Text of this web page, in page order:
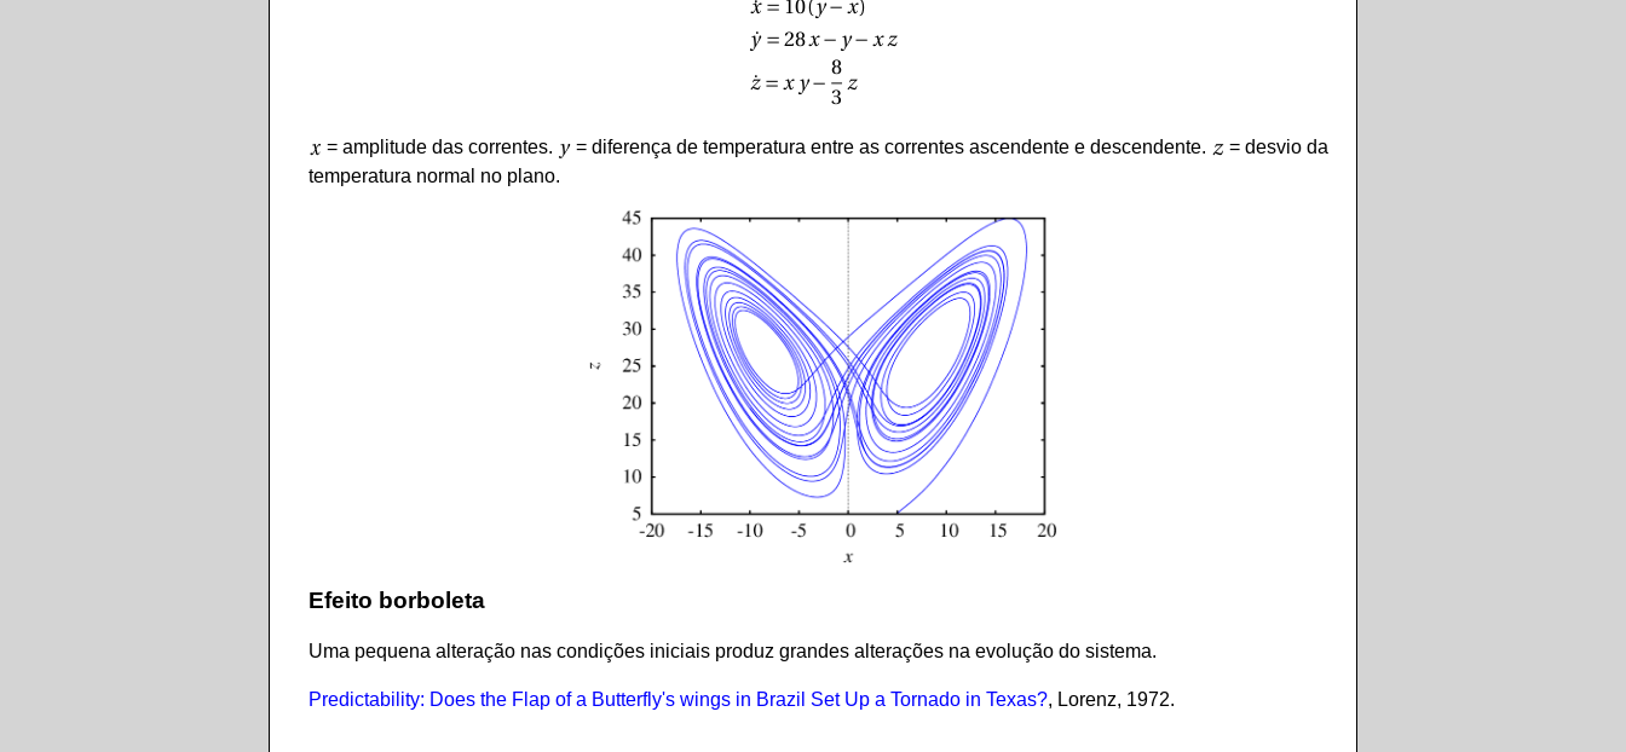
˙
x = 10(y− x)
˙
y= 28x− y− xz
˙
z = x y−
8
3
z
x = amplitude das correntes. y = diferença de temperatura entre as correntes ascendente e descendente. z= desvio da
temperatura normal no plano.
Efeito borboleta
Uma pequena alteração nas condições iniciais produz grandes alterações na evolução do sistema.
Predictability: Does the Flap of a Butterfly's wings in Brazil Set Up a Tornado in Texas?, Lorenz, 1972.